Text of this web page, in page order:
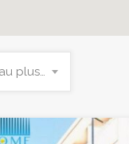
Du plus récent au plus ancien